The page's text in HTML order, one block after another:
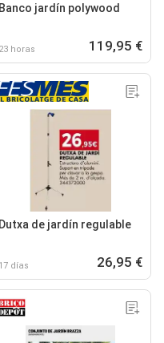
Banco jardín polywood
23 horas 119,95 €
Dutxa de jardín regulable
17 días 26,95 €